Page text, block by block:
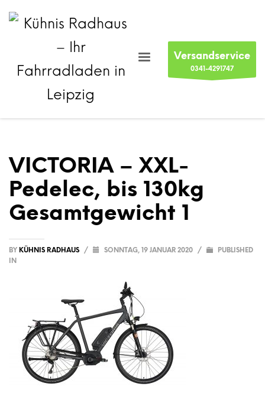
Versandservice
0341-4291747
VICTORIA – XXL-
Pedelec, bis 130kg
Gesamtgewicht 1
BY KÜHNIS RADHAUS / SONNTAG, 19 JANUAR 2020 /
PUBLISHED
IN